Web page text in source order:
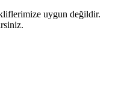
uygun değildir.